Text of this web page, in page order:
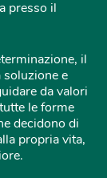
presso il
il
e
da valori
le forme
decidono di
propria vita,